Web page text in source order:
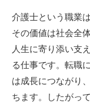
介護士という職業
その価値は社会全
人生に寄り添い支
る仕事です。転職
は成長につながり
ちます。したがっ